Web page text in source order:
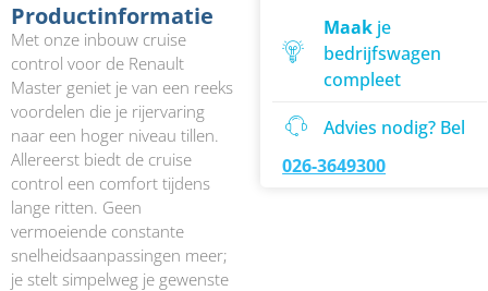
Productinformatie
Met onze inbouw cruise
control voor de Renault
Master geniet je van een reeks
voordelen die je rijervaring
naar een hoger niveau tillen.
Allereerst biedt de cruise
control een comfort tijdens
lange ritten. Geen
vermoeiende constante
snelheidsaanpassingen meer;
je stelt simpelweg je gewenste
Maak je
bedrijfswagen
compleet
Advies nodig? Bel
026-3649300